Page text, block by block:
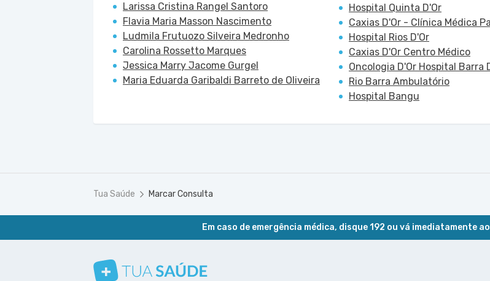
Larissa Cristina Rangel Santoro
Flavia Maria Masson Nascimento
Ludmila Frutuozo Silveira Medronho
Carolina Rossetto Marques
Jessica Marry Jacome Gurgel
Maria Eduarda Garibaldi Barreto de Oliveira
Hospital Quinta D'Or
Caxias D'Or - Clínica Médica
Hospital Rios D'Or
Caxias D'Or Centro Médico
Oncologia D'Or Hospital Barra
Rio Barra Ambulatório
Hospital Bangu
Tua Saúde Marcar Consulta
Em caso de emergência médica, disque 192 ou vá imediatamente
Conheça nosso canal
Siga a gente no Instagram
Siga a gente no Facebook
Siga a gente no Pinterest